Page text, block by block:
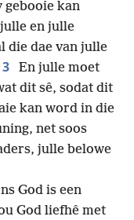
gebooie kan
en julle
die dae van julle
3
En julle moet
dit sê, sodat dit
kan word in die
net soos
julle belowe
God is een
God liefhê met